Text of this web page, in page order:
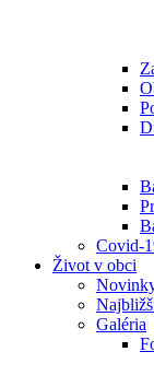
Covid-
Život v obci
Galéria